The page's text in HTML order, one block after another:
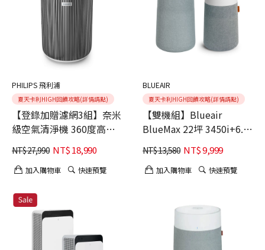
PHILIPS 飛利浦
夏天卡利HIGH回饋攻略(詳情請點)
【登錄加贈濾網3組】奈米
級空氣清淨機 360度高效
過濾★適用24坪
(AC3220/80)
NT$27,990 NT$18,990
加入購物車 快速預覽
BLUEAIR
夏天卡利HIGH回饋攻略(詳情請點)
【雙機組】Blueair
BlueMax 22坪 3450i+6.3
坪 Mini Max 空氣清淨機
NT$13,580 NT$9,999
加入購物車 快速預覽